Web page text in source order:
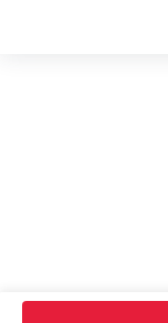
ช่องปรับอากา
ที่รองศีรษะผู้โ
ระบบปัดน้ำฝน
Toyota Yaris